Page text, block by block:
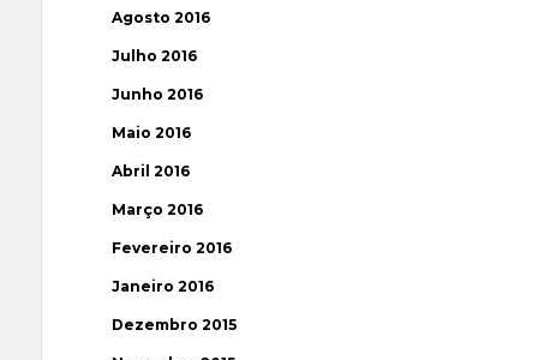
Agosto 2016
Julho 2016
Junho 2016
Maio 2016
Abril 2016
Março 2016
Fevereiro 2016
Janeiro 2016
Dezembro 2015